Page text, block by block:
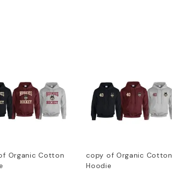
Organic Cotton
copy of Organic Cotton
Hoodie